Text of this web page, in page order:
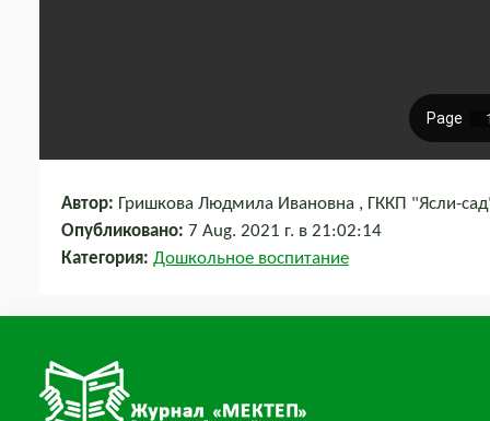
Автор: Гришкова Людмила Ивановна , ГККП "Ясли-
Опубликовано: 7 Aug. 2021 г. в 21:02:14
Категория: Дошкольное воспитание